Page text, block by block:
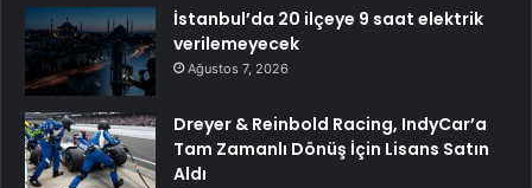
İstanbul’da 20 ilçeye 9 saat elektrik
verilemeyecek
Ağustos 7, 2026
Dreyer & Reinbold Racing, IndyCar’a
Tam Zamanlı Dönüş İçin Lisans Satın
Aldı